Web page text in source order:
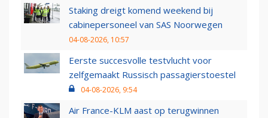
Staking dreigt komend weekend bij
cabinepersoneel van SAS Noorwegen
04-08-2026, 10:57
Eerste succesvolle testvlucht voor
zelfgemaakt Russisch passagierstoestel
04-08-2026, 9:54
Air France-KLM aast op terugwinnen